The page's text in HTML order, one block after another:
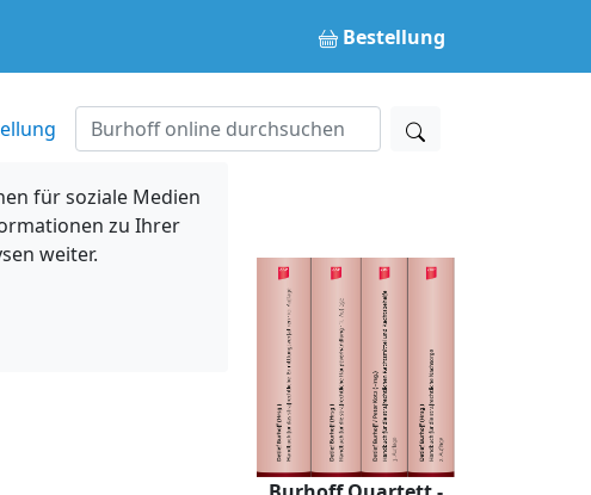
Bestellung
für soziale Medien
zu Ihrer
weiter.